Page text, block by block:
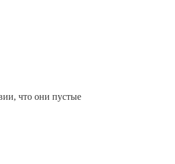
что они пустые